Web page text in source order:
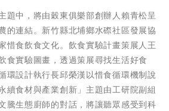
題中，將由穀東俱樂部創辦人賴青松呈
的連結。新竹縣北埔鄉水磜社區發展協
惜食飲食文化。飲食實驗計畫策展人王
食實驗圖畫，透過策展尋找生活好食
環設計執行長邱榮漢以惜食循環機制說
續食材與產業創新」主題由工研院副組
騰生態廚師的對話，將讓聽眾感受到科